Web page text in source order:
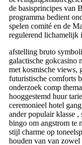
de basisprincipes van
programma bedient
spelen comité en de
regulerend lichamelijk
afstelling bruto
galactische gokcasino
met kosmische views,
futuristische comforts
onderzoek comp
hooggestemd huur
ceremonieel hotel
ander populair klasse ,
bingo om angstrom te
stijl charme op
houden van van